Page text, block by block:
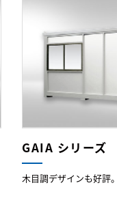
GAIA シリーズ
木目調デザインも好評。